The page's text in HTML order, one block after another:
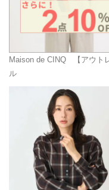
Maison de CINQ 【アウト
ル